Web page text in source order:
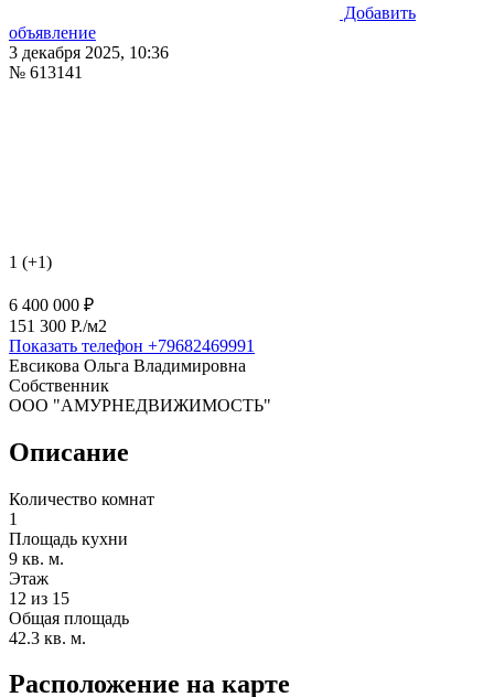
Добавить
объявление
3 декабря 2025, 10:36
№ 613141
1 (+1)
6 400 000 ₽
151 300 P./м2
Показать телефон +79682469991
Евсикова Ольга Владимировна
Собственник
ООО "АМУРНЕДВИЖИМОСТЬ"
Описание
Количество комнат
1
Площадь кухни
9 кв. м.
Этаж
12 из 15
Общая площадь
42.3 кв. м.
Расположение на карте